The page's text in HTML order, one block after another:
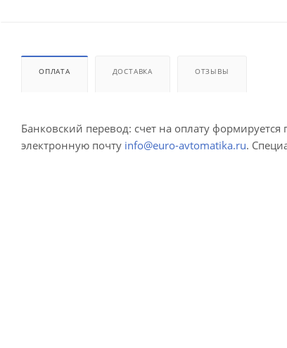
ОПЛАТА ДОСТАВКА ОТЗЫВЫ
Банковский перевод: счет на оплату
электронную почту info@euro-avtomatika.ru.